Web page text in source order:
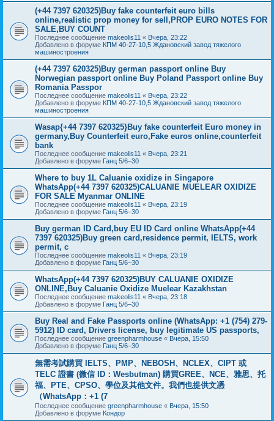
(+44 7397 620325)Buy fake counterfeit euro bills
online,realistic prop money for sell,PROP EURO NOTES FOR
SALE,BUY COUNT
Последнее сообщение makeolis11 « Вчера, 23:22
Добавлено в форуме КПМ 40-27-10,5 Ждановский завод тяжелого
машиностроения
(+44 7397 620325)Buy german passport online Buy
Norwegian passport online Buy Poland Passport online Buy
Romania Passpor
Последнее сообщение makeolis11 « Вчера, 23:22
Добавлено в форуме КПМ 40-27-10,5 Ждановский завод тяжелого
машиностроения
Wasap{+44 7397 620325}Buy fake counterfeit Euro money in
germany,Buy Counterfeit euro,Fake euros online,counterfeit
bank
Последнее сообщение makeolis11 « Вчера, 23:21
Добавлено в форуме Ганц 5/6–30
Where to buy 1L Caluanie oxidize in Singapore
WhatsApp(+44 7397 620325)CALUANIE MUELEAR OXIDIZE
FOR SALE Myanmar ONLINE
Последнее сообщение makeolis11 « Вчера, 23:19
Добавлено в форуме Ганц 5/6–30
Buy german ID Card,buy EU ID Card online WhatsApp(+44
7397 620325)Buy green card,residence permit, IELTS, work
permit, c
Последнее сообщение makeolis11 « Вчера, 23:19
Добавлено в форуме Ганц 5/6–30
WhatsApp(+44 7397 620325)BUY CALUANIE OXIDIZE
ONLINE,Buy Caluanie Oxidize Muelear Kazakhstan
Последнее сообщение makeolis11 « Вчера, 23:18
Добавлено в форуме Ганц 5/6–30
Buy Real and Fake Passports online (WhatsApp: +1 (754) 279-
5912) ID card, Drivers license, buy legitimate US passports,
Последнее сообщение greenpharmhouse « Вчера, 15:50
Добавлено в форуме Ганц 5/6–30
無需考試購買 IELTS、PMP、NEBOSH、NCLEX、CIPT 或
TELC 證書 (微信 ID：Wesbutman) 購買GREE、NCE、雅思、托
福、PTE、CPSO、學位及其他文件。我們也提供文憑
（WhatsApp：+1 (7
Последнее сообщение greenpharmhouse « Вчера, 15:50
Добавлено в форуме Кондор